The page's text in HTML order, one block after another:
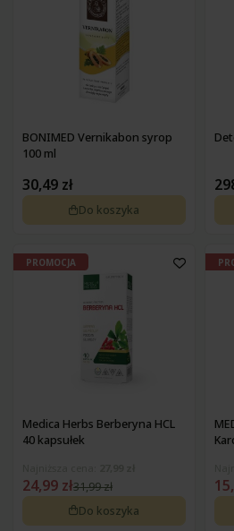
Pokrzywa
Pyłek pszczeli
Podagrycznik
Probiotyki, prebiotyki
Propolis
Resweratrol
Szafran
Spirulina
Suplementy złożone
Tran
Węgiel
Wierzbownica
Wiesiołek
Witaminy i minerały
Zdrowa żywność na wątrobę
Zdrowa żywność na wrzody
Zdrowa żywność na wzmocnienie
Zdrowa żywność na zaparcia
Zdrowa żywność na żołądek
BONIMED Vernikabon syrop
100 ml
30,49 zł
Do koszyka
PROMOCJA
Medica Herbs Berberyna HCL
40 kapsułek
24,99 zł31,99 zł
Do koszyka